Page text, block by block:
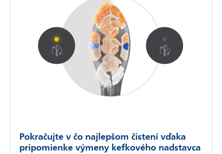
Pokračujte v čo najlepšom čistení vďaka
pripomienke výmeny kefkového nadstavca